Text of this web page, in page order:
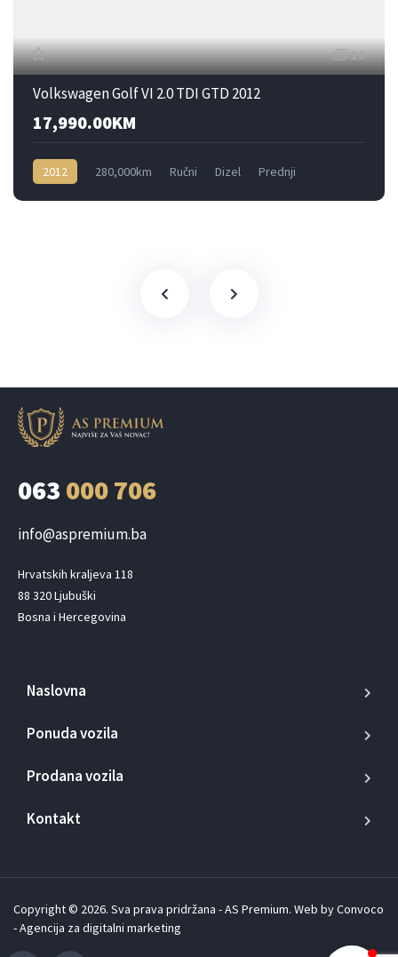
18
Volkswagen Golf VI 2.0 TDI GTD 2012
17,990.00KM
2012 280,000km Ručni Dizel Prednji
063 000 706
info@aspremium.ba
Hrvatskih kraljeva 118
88 320 Ljubuški
Bosna i Hercegovina
Naslovna
Ponuda vozila
Prodana vozila
Kontakt
Copyright © 2026. Sva prava pridržana - AS Premium. Web byConvoco
-Agencija za digitalni marketing